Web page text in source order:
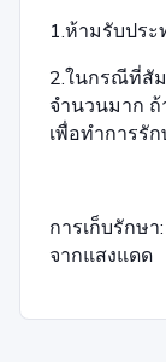
1.ห้ามรับปร
2.ในกรณีที่สั
จำนวนมาก ถ้
เพื่อทำการรั
การเก็บรักษ
จากแสงแดด